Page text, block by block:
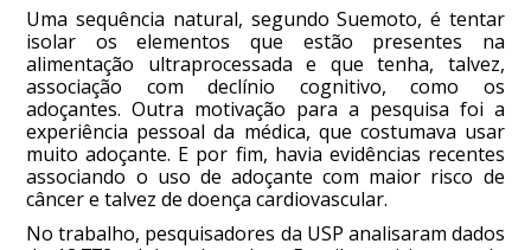
Uma sequência natural, segundo Suemoto, é tentar
isolar os elementos que estão presentes na
alimentação ultraprocessada e que tenha, talvez,
associação com declínio cognitivo, como os
adoçantes. Outra motivação para a pesquisa foi a
experiência pessoal da médica, que costumava usar
muito adoçante. E por fim, havia evidências recentes
associando o uso de adoçante com maior risco de
câncer e talvez de doença cardiovascular.
No trabalho, pesquisadores da USP analisaram dados